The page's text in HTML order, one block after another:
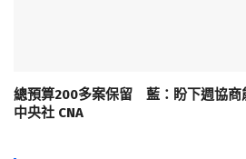
總預算200多案保留 藍：盼下週協商
中央社 CNA